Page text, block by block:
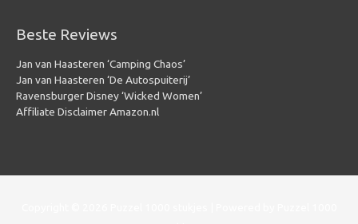
Beste Reviews
Jan van Haasteren ‘Camping Chaos’
Jan van Haasteren ‘De Autospuiterij’
Ravensburger Disney ‘Wicked Women’
Affiliate Disclaimer Amazon.nl